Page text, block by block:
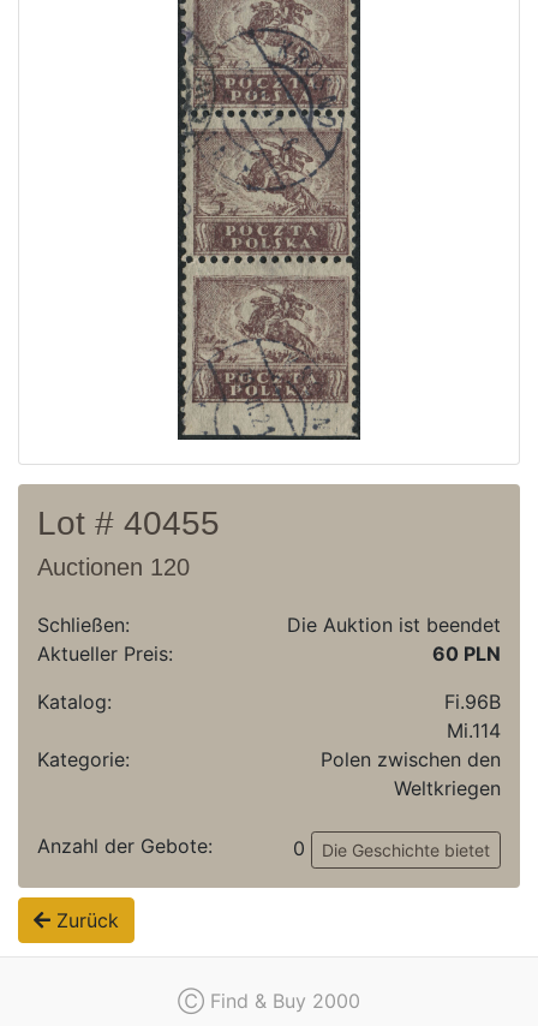
Aktuelle Auktion
letzte Ergebnisse
Lot # 40455
Auctionen 120
Schließen:
Die Auktion ist beendet
Aktueller Preis:
60 PLN
Katalog:
Fi.96B
Mi.114
Kategorie:
Polen zwischen den
Weltkriegen
Anzahl der Gebote: 0 Die Geschichte bietet
Zurück
Ⓒ Find & Buy 2000